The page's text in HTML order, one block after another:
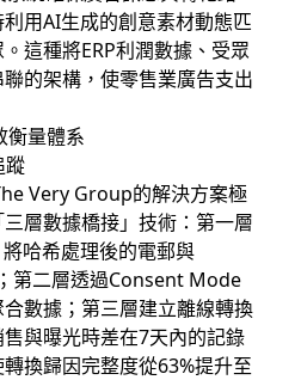
用AI生成的創意素材動態匹
這種將ERP利潤數據、受眾
的架構，使零售業廣告支出
衡量體系
蹤
Very Group的解決方案極
層數據橋接」技術：第一層
哈希處理後的電郵與
第二層透過Consent Mode
數據；第三層建立離線轉換
與曝光時差在7天內的記錄
換歸因完整度從63%提升至